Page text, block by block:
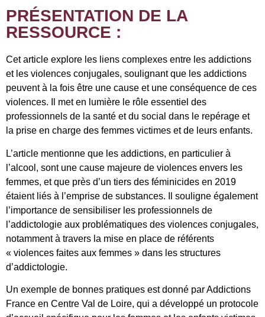
PRÉSENTATION DE LA
RESSOURCE :
Cet article explore les liens complexes entre les addictions
et les violences conjugales, soulignant que les addictions
peuvent à la fois être une cause et une conséquence de ces
violences. Il met en lumière le rôle essentiel des
professionnels de la santé et du social dans le repérage et
la prise en charge des femmes victimes et de leurs enfants.
L’article mentionne que les addictions, en particulier à
l’alcool, sont une cause majeure de violences envers les
femmes, et que près d’un tiers des féminicides en 2019
étaient liés à l’emprise de substances. Il souligne également
l’importance de sensibiliser les professionnels de
l’addictologie aux problématiques des violences conjugales,
notamment à travers la mise en place de référents
« violences faites aux femmes » dans les structures
d’addictologie.
Un exemple de bonnes pratiques est donné par Addictions
France en Centre Val de Loire, qui a développé un protocole